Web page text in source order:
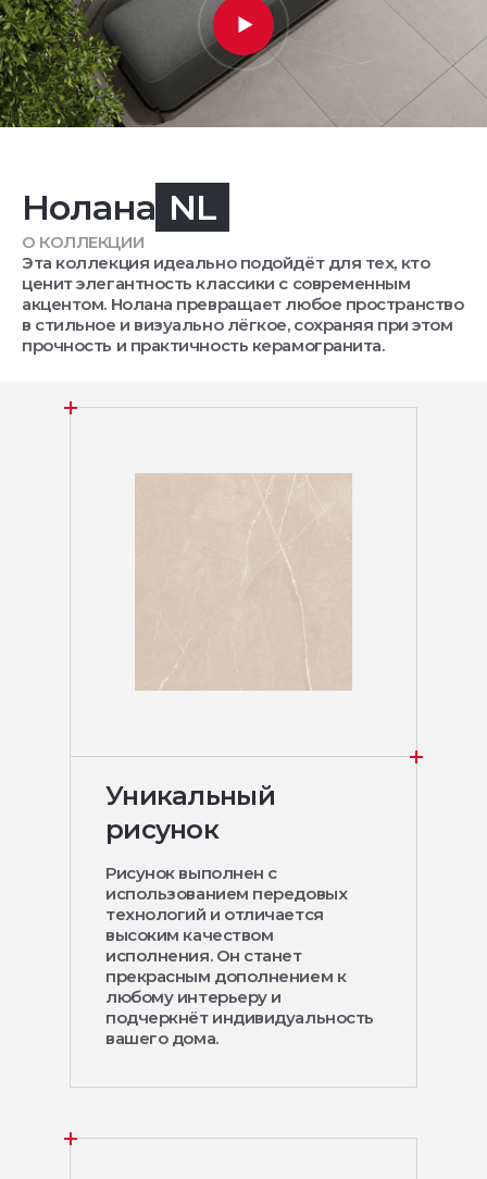
Нолана NL
О КОЛЛЕКЦИИ
Эта коллекция идеально подойдёт для тех, кто
ценит элегантность классики с современным
акцентом. Нолана превращает любое пространство
в стильное и визуально лёгкое, сохраняя при этом
прочность и практичность керамогранита.
Уникальный
рисунок
Рисунок выполнен с
использованием передовых
технологий и отличается
высоким качеством
исполнения. Он станет
прекрасным дополнением к
любому интерьеру и
подчеркнёт индивидуальность
вашего дома.